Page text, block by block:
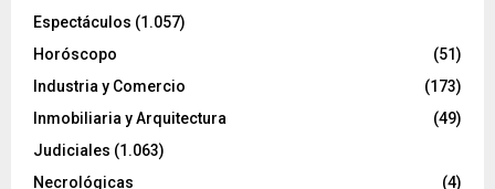
Espectáculos (1.057)
Horóscopo
(51)
Industria y Comercio
(173)
Inmobiliaria y Arquitectura
(49)
Judiciales (1.063)
Necrológicas
(4)